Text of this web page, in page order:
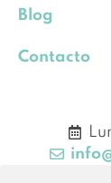
Blog
Contacto